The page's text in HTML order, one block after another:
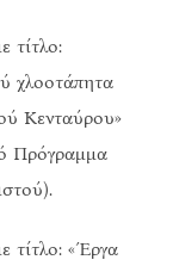
τίτλο:
χλοοτάπητα
Κενταύρου»
Πρόγραμμα
τίτλο: «Έργα